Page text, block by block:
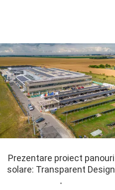
Prezentare proiect panouri
solare: Transparent Design
•